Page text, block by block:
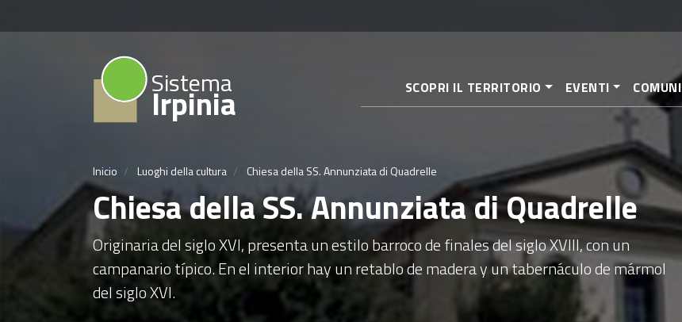
al
Sistema
Irpinia SCOPRI IL TERRITORIO EVENTI COMUNI
Inicio Luoghi della cultura Chiesa della SS. Annunziata di Quadrelle
Chiesa della SS. Annunziata di Quadrelle
Originaria del siglo XVI, presenta un estilo barroco de finales del siglo XVIII, con un
campanario típico. En el interior hay un retablo de madera y un tabernáculo de mármol
del siglo XVI.